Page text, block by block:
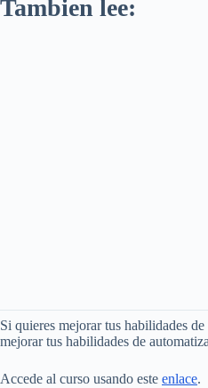
Tambien lee:
Si quieres mejorar tus habilidades
mejorar tus habilidades de
Accede al curso usando este enlace.